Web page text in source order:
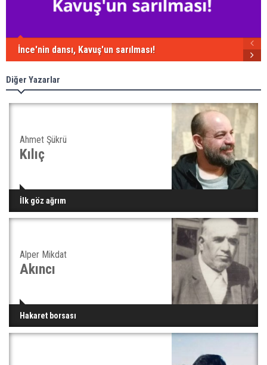
İnce'nin dansı, Kavuş'un sarılması!
Diğer Yazarlar
Ahmet Şükrü
Kılıç
İlk göz ağrım
Alper Mikdat
Akıncı
Hakaret borsası